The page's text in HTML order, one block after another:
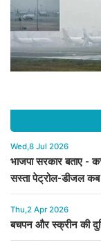
Wed,8 Jul 2026
भाजपा सरकार बताए -
सस्ता पेट्रोल-डीजल कब
Thu,2 Apr 2026
बचपन और स्क्रीन की